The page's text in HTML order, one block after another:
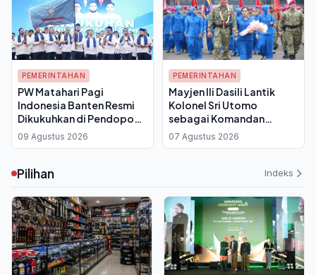
PEMERINTAHAN
PW Matahari Pagi
Indonesia Banten Resmi
Dikukuhkan di Pendopo
Gubernur, Target Bentuk
Pengurus di 8
09 Agustus 2026
PEMERINTAHAN
Mayjen Ili Dasili Lantik
Kolonel Sri Utomo
sebagai Komandan
Brigade Infanteri 1 Marinir
07 Agustus 2026
Pilihan Indeks